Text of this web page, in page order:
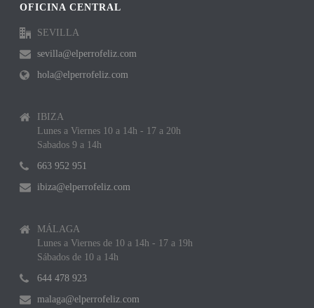
OFICINA CENTRAL
SEVILLA
sevilla@elperrofeliz.com
hola@elperrofeliz.com
IBIZA
Lunes a Viernes 10 a 14h - 17 a 20h
Sabados 9 a 14h
663 952 951
ibiza@elperrofeliz.com
MÁLAGA
Lunes a Viernes de 10 a 14h - 17 a 19h
Sábados de 10 a 14h
644 478 923
malaga@elperrofeliz.com